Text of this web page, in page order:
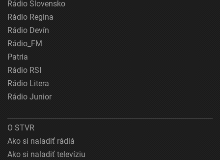
Rádio Slovensko
Rádio Regina
Rádio Devín
Rádio_FM
Patria
Rádio RSI
Rádio Litera
Rádio Junior
O STVR
Ako si naladiť rádiá
Ako si naladiť televíziu